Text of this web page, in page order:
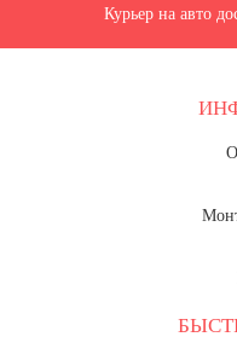
Курьер на авто